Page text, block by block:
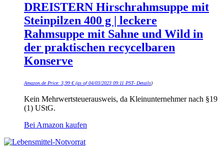
DREISTERN Hirschrahmsuppe mit
Steinpilzen 400 g | leckere
Rahmsuppe mit Sahne und Wild in
der praktischen recycelbaren
Konserve
Amazon.de Price: 3,99 €(as of 04/03/2023 09:11 PST- Details)
Kein Mehrwertsteuerausweis, da Kleinunternehmer nach §19
(1) UStG.
Bei Amazon kaufen